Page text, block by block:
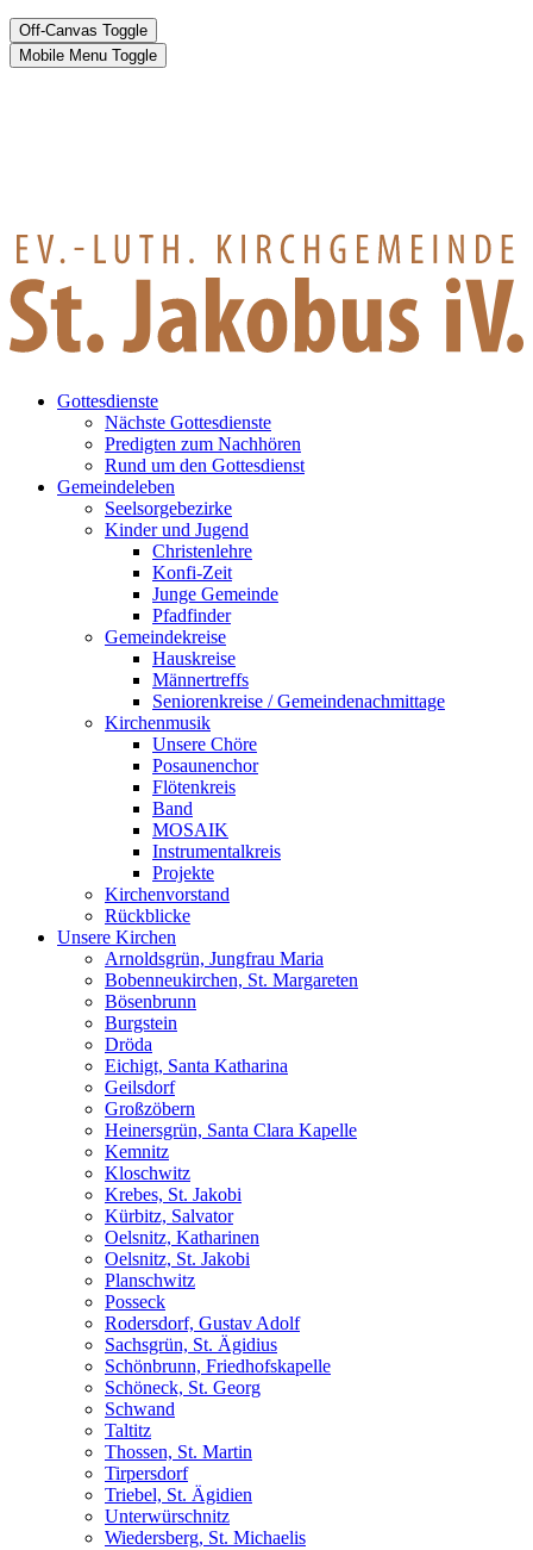
Off-Canvas Toggle
Mobile Menu Toggle
Gottesdienste
Nächste Gottesdienste
Predigten zum Nachhören
Rund um den Gottesdienst
Gemeindeleben
Seelsorgebezirke
Kinder und Jugend
Christenlehre
Konfi-Zeit
Junge Gemeinde
Pfadfinder
Gemeindekreise
Hauskreise
Männertreffs
Seniorenkreise / Gemeindenachmittage
Kirchenmusik
Unsere Chöre
Posaunenchor
Flötenkreis
Band
MOSAIK
Instrumentalkreis
Projekte
Kirchenvorstand
Rückblicke
Unsere Kirchen
Arnoldsgrün, Jungfrau Maria
Bobenneukirchen, St. Margareten
Bösenbrunn
Burgstein
Dröda
Eichigt, Santa Katharina
Geilsdorf
Großzöbern
Heinersgrün, Santa Clara Kapelle
Kemnitz
Kloschwitz
Krebes, St. Jakobi
Kürbitz, Salvator
Oelsnitz, Katharinen
Oelsnitz, St. Jakobi
Planschwitz
Posseck
Rodersdorf, Gustav Adolf
Sachsgrün, St. Ägidius
Schönbrunn, Friedhofskapelle
Schöneck, St. Georg
Schwand
Taltitz
Thossen, St. Martin
Tirpersdorf
Triebel, St. Ägidien
Unterwürschnitz
Wiedersberg, St. Michaelis